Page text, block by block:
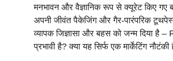
मनभावन और वैज्ञानिक रूप से क्यूरेट किए गए
अपनी जीवंत पैकेजिंग और गैर-पारंपरिक
व्यापक जिज्ञासा और बहस को जन्म दिया
प्रभावी है? क्या यह सिर्फ एक मार्केटिंग